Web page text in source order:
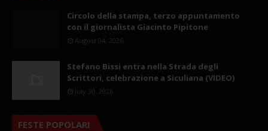
Circolo della stampa, terzo appuntamento
con il giornalista Giacinto Pipitone
August 04, 2026
Stefano Bissi entra nella Strada degli
Scrittori, celebrazione a Siculiana (VIDEO)
July 30, 2026
FESTE POPOLARI